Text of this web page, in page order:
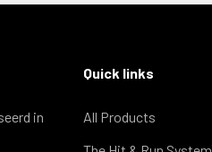
in
Quick links
All Products